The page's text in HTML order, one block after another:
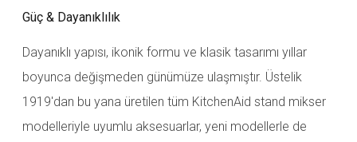
Güç & Dayanıklılık
Dayanıklı yapısı, ikonik formu ve klasik tasarımı yıllar
boyunca değişmeden günümüze ulaşmıştır. Üstelik
1919'dan bu yana üretilen tüm KitchenAid stand mikser
modelleriyle uyumlu aksesuarlar, yeni modellerle de